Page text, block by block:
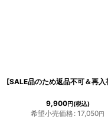
9,900円(税込)
希望小売価格: 17,050円